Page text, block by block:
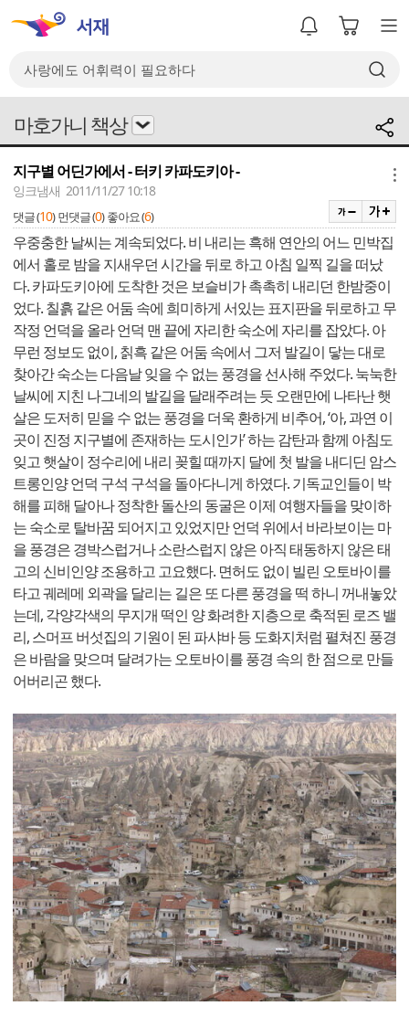
마호가니 책상
지구별 어딘가에서 - 터키 카파도키아 -
잉크냄새 2011/11/27 10:18
댓글 (10) 먼댓글 (0) 좋아요 (6)
우중충한 날씨는 계속되었다. 비 내리는 흑해 연안의 어느 민박집
에서 홀로 밤을 지새우던 시간을 뒤로 하고 아침 일찍 길을 떠났
다. 카파도키아에 도착한 것은 보슬비가 촉촉히 내리던 한밤중이
었다. 칠흙 같은 어둠 속에 희미하게 서있는 표지판을 뒤로하고 무
작정 언덕을 올라 언덕 맨 끝에 자리한 숙소에 자리를 잡았다. 아
무런 정보도 없이, 칡흑 같은 어둠 속에서 그저 발길이 닿는 대로
찾아간 숙소는 다음날 잊을 수 없는 풍경을 선사해 주었다. 눅눅한
날씨에 지친 나그네의 발길을 달래주려는 듯 오랜만에 나타난 햇
살은 도저히 믿을 수 없는 풍경을 더욱 환하게 비추어, ‘아, 과연 이
곳이 진정 지구별에 존재하는 도시인가’ 하는 감탄과 함께 아침도
잊고 햇살이 정수리에 내리 꽂힐 때까지 달에 첫 발을 내디딘 암스
트롱인양 언덕 구석 구석을 돌아다니게 하였다. 기독교인들이 박
해를 피해 달아나 정착한 돌산의 동굴은 이제 여행자들을 맞이하
는 숙소로 탈바꿈 되어지고 있었지만 언덕 위에서 바라보이는 마
을 풍경은 경박스럽거나 소란스럽지 않은 아직 태동하지 않은 태
고의 신비인양 조용하고 고요했다. 면허도 없이 빌린 오토바이를
타고 궤레메 외곽을 달리는 길은 또 다른 풍경을 떡 하니 꺼내놓았
는데, 각양각색의 무지개 떡인 양 화려한 지층으로 축적된 로즈 밸
리, 스머프 버섯집의 기원이 된 파샤바 등 도화지처럼 펼쳐진 풍경
은 바람을 맞으며 달려가는 오토바이를 풍경 속의 한 점으로 만들
어버리곤 했다.